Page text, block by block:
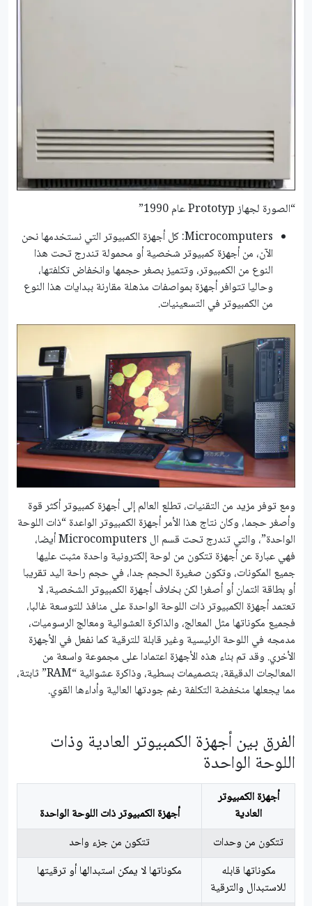
“الصورة لجهاز Prototyp عام 1990”
Microcomputers: كل أجهزة الكمبيوتر التي نستخدمها نحن
الآن، من أجهزة كمبيوتر شخصية أو محمولة تندرج تحت هذا
النوع من الكمبيوتر، وتتميز بصغر حجمها وانخفاض تكلفتها،
وحاليا تتوافر أجهزة بمواصفات مذهلة مقارنة ببدايات هذا النوع
من الكمبيوتر في التسعينيات.
ومع توفر مزيد من التقنيات، تطلع العالم إلى أجهزة كمبيوتر أكثر قوة
وأصغر حجما، وكان نتاج هذا الأمر أجهزة الكمبيوتر الواعدة “ذات اللوحة
الواحدة”، والتي تندرج تحت قسم ال Microcomputers أيضا،
فهي عبارة عن أجهزة تتكون من لوحة إلكترونية واحدة مثبت عليها
جميع المكونات، وتكون صغيرة الحجم جدا، في حجم راحة اليد تقريبا
أو بطاقة ائتمان أو أصغر! لكن بخلاف أجهزة الكمبيوتر الشخصية، لا
تعتمد أجهزة الكمبيوتر ذات اللوحة الواحدة على منافذ للتوسعة غالبا،
فجميع مكوناتها مثل المعالج، والذاكرة العشوائية ومعالج الرسوميات،
مدمجه في اللوحة الرئيسية وغير قابلة للترقية كما نفعل في الأجهزة
الأخري. وقد تم بناء هذه الأجهزة اعتمادا على مجموعة واسعة من
المعالجات الدقيقة، بتصميمات بسطية، وذاكرة عشوائية “RAM” ثابتة،
مما يجعلها منخفضة التكلفة رغم جودتها العالية وأداءها القوي.
الفرق بين أجهزة الكمبيوتر العادية وذات
اللوحة الواحدة
أجهزة الكمبيوتر
العادية
أجهزة الكمبيوتر ذات اللوحة الواحدة
تتكون من وحدات
تتكون من جزء واحد
مكوناتها قابله
للاستبدال والترقية
مكوناتها لا يمكن استبدالها أو ترقيتها